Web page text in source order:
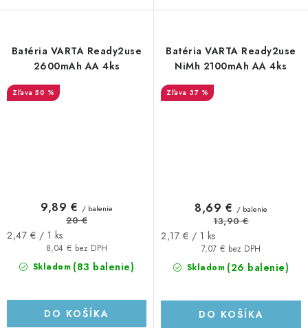
Batéria VARTA Ready2use
2600mAh AA 4ks
50 %
Skladom (83 balenie)
8,04 € bez DPH
9,89 € / balenie
20 €
Jednotková
2,47 € / 1 ks
DO KOŠÍKA
Batéria VARTA Ready2use
NiMh 2100mAh AA 4ks
37 %
Skladom (26 balenie)
7,07 € bez DPH
8,69 € / balenie
13,90 €
Jednotková
2,17 € / 1 ks
DO KOŠÍKA